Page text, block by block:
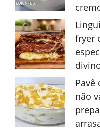
fryer
Pavê
não